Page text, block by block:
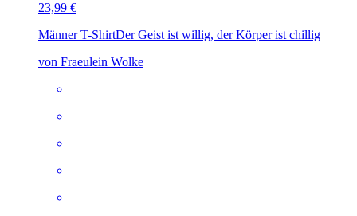
23,99 €
Männer T-ShirtDer Geist ist willig, der Körper ist chillig
von Fraeulein Wolke